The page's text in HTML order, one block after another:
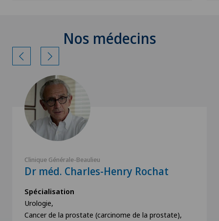
Nos médecins
Clinique Générale-Beaulieu
Dr méd. Charles-Henry Rochat
Spécialisation
Urologie,
Cancer de la prostate (carcinome de la prostate),